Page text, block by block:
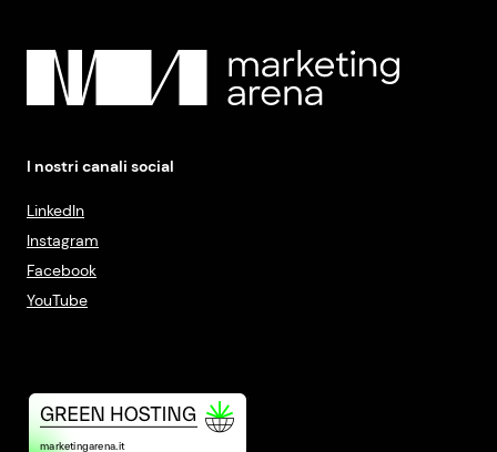
I nostri canali social
LinkedIn
Instagram
Facebook
YouTube